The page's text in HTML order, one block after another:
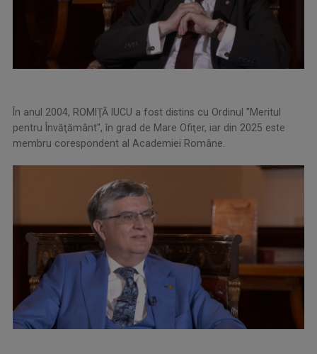
În anul 2004, ROMIŢĂ IUCU a fost distins cu Ordinul "Meritul
pentru Învăţământ", în grad de Mare Ofiţer, iar din 2025 este
membru corespondent al Academiei Române.